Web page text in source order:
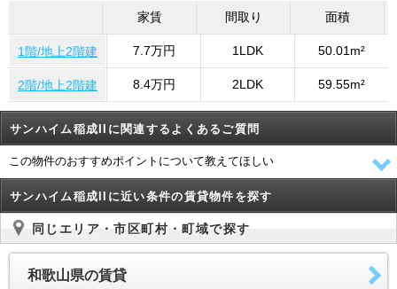
家賃 間取り 面積
1階/地上2階建 7.7万円 1LDK 50.01m²
2階/地上2階建 8.4万円 2LDK 59.55m²
サンハイム稲成IIに関連するよくあるご質問
この物件のおすすめポイントについて教えてほしい
サンハイム稲成IIに近い条件の賃貸物件を探す
同じエリア・市区町村・町域で探す
和歌山県の賃貸